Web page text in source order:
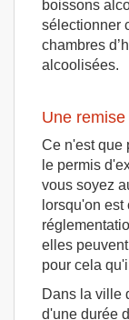
boissons
sélectionner
chambres
alcoolisées.
Une
Ce n'est que
le permis
vous soyez
lorsqu'on
elles
pour cela
Dans la ville
d'une durée